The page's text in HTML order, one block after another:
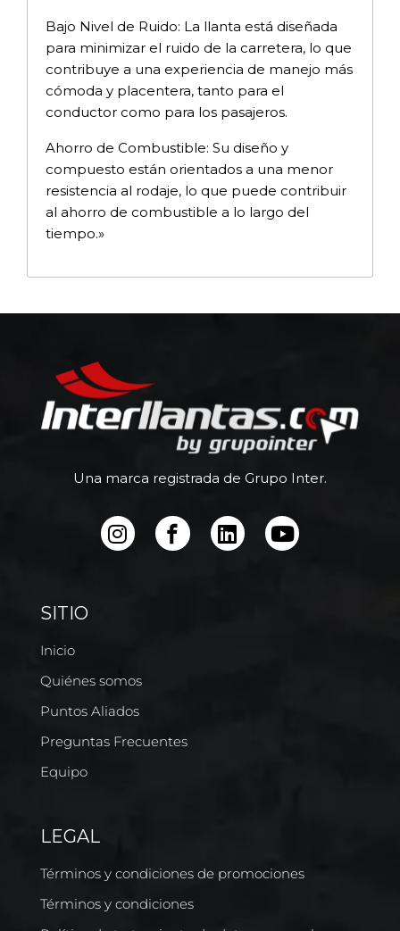
Bajo Nivel de Ruido: La llanta está diseñada
para minimizar el ruido de la carretera, lo que
contribuye a una experiencia de manejo más
cómoda y placentera, tanto para el
conductor como para los pasajeros.
Ahorro de Combustible: Su diseño y
compuesto están orientados a una menor
resistencia al rodaje, lo que puede contribuir
al ahorro de combustible a lo largo del
tiempo.»
Una marca registrada de Grupo Inter.
SITIO
Inicio
Quiénes somos
Puntos Aliados
Preguntas Frecuentes
Equipo
LEGAL
Términos y condiciones de promociones
Términos y condiciones